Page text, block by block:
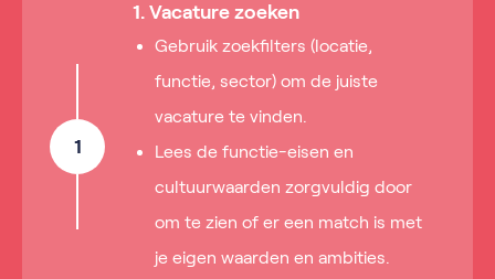
1
1. Vacature zoeken
Gebruik zoekfilters (locatie,
functie, sector) om de juiste
vacature te vinden.
Lees de functie-eisen en
cultuurwaarden zorgvuldig door
om te zien of er een match is met
je eigen waarden en ambities.